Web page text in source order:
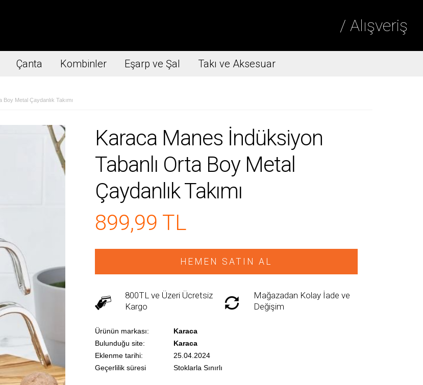
/ Alışveriş
Çanta Kombinler Eşarp ve Şal Takı ve Aksesuar
Metal Çaydanlık Takımı
Karaca Manes İndüksiyon
Tabanlı Orta Boy Metal
Çaydanlık Takımı
899,99 TL
HEMEN SATIN AL
800TL ve Üzeri Ücretsiz
Kargo
Mağazadan Kolay İade ve
Değişim
Ürünün markası:
Karaca
Bulunduğu site:
Karaca
Eklenme tarihi:
25.04.2024
Geçerlilik süresi
Stoklarla Sınırlı